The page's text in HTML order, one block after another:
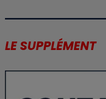
LE SUPPLÉMENT